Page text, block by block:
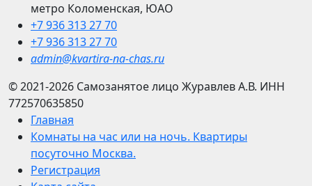
метро Коломенская, ЮАО
+7 936 313 27 70
+7 936 313 27 70
admin@kvartira-na-chas.ru
© 2021-2026 Самозанятое лицо Журавлев А.В. ИНН
772570635850
Главная
Комнаты на час или на ночь. Квартиры
посуточно Москва.
Регистрация